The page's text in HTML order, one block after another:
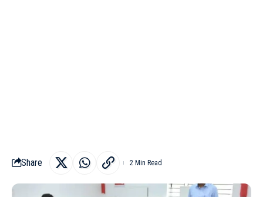
Share 2 Min Read